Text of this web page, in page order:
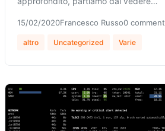
15/02/2020Francesco Russo0
altro Uncategorized Varie